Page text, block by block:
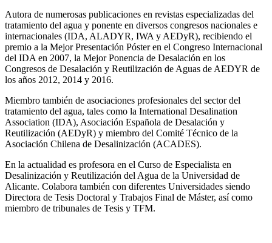
Autora de numerosas publicaciones en revistas especializadas del
tratamiento del agua y ponente en diversos congresos nacionales e
internacionales (IDA, ALADYR, IWA y AEDyR), recibiendo el
premio a la Mejor Presentación Póster en el Congreso Internacional
del IDA en 2007, la Mejor Ponencia de Desalación en los
Congresos de Desalación y Reutilización de Aguas de AEDYR de
los años 2012, 2014 y 2016.
Miembro también de asociaciones profesionales del sector del
tratamiento del agua, tales como la International Desalination
Association (IDA), Asociación Española de Desalación y
Reutilización (AEDyR) y miembro del Comité Técnico de la
Asociación Chilena de Desalinización (ACADES).
En la actualidad es profesora en el Curso de Especialista en
Desalinización y Reutilización del Agua de la Universidad de
Alicante. Colabora también con diferentes Universidades siendo
Directora de Tesis Doctoral y Trabajos Final de Máster, así como
miembro de tribunales de Tesis y TFM.